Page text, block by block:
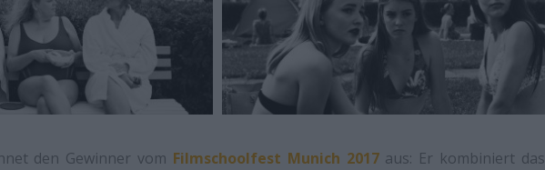
den Gewinner vom Filmschoolfest Munich 2017aus: Er kombiniert das